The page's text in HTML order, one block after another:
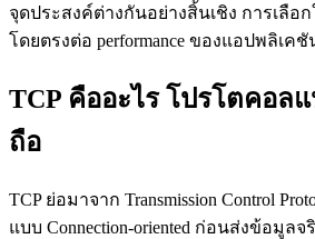
จุดประสงค์ต่างกันอย่างสิ้นเชิง การเลือ
โดยตรงต่อ performance ของแอปพลิเคชั
TCP คืออะไร โปรโตคอล
ถือ
TCP ย่อมาจาก Transmission Control
แบบ Connection-oriented ก่อนส่งข้อมูล